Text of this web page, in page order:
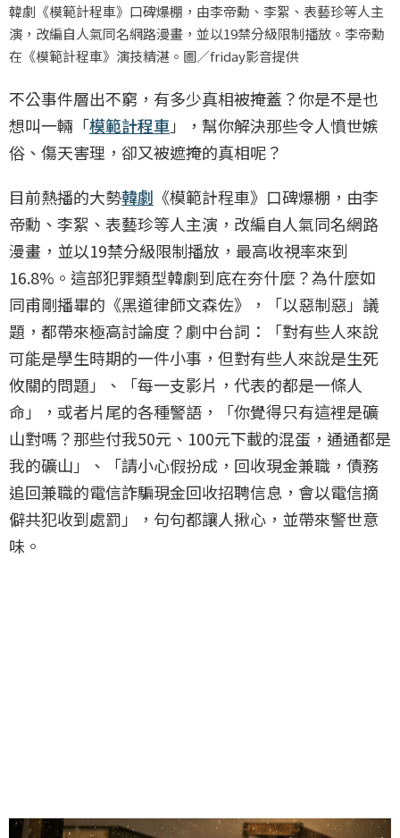
韓劇《模範計程車》口碑爆棚，由李帝勳、李絮、表藝珍等人主
演，改編自人氣同名網路漫畫，並以19禁分級限制播放。李帝勳
在《模範計程車》演技精湛。圖／friday影音提供
不公事件層出不窮，有多少真相被掩蓋？你是不是也
想叫一輛「模範計程車」，幫你解決那些令人憤世嫉
俗、傷天害理，卻又被遮掩的真相呢？
目前熱播的大勢韓劇 《模範計程車》口碑爆棚，由李
帝勳、李絮、表藝珍等人主演，改編自人氣同名網路
漫畫，並以19禁分級限制播放，最高收視率來到
16.8%。這部犯罪類型韓劇到底在夯什麼？為什麼如
同甫剛播畢的《黑道律師文森佐》，「以惡制惡」議
題，都帶來極高討論度？劇中台詞：「對有些人來說
可能是學生時期的一件小事，但對有些人來說是生死
攸關的問題」、「每一支影片，代表的都是一條人
命」，或者片尾的各種警語，「你覺得只有這裡是礦
山對嗎？那些付我50元、100元下載的混蛋，通通都是
我的礦山」、「請小心假扮成，回收現金兼職，債務
追回兼職的電信詐騙現金回收招聘信息，會以電信摘
僻共犯收到處罰」，句句都讓人揪心，並帶來警世意
味。